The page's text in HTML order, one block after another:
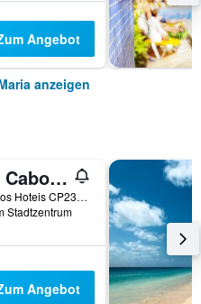
Angebot
anzeigen
Hilton Cabo Verde Sal Resort
Avenida Dos Hoteis CP230, Santa Maria, Kap Verde
Stadtzentrum
Angebot